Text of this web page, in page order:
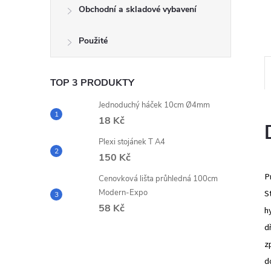
l
Obchodní a skladové vybavení
Použité
TOP 3 PRODUKTY
Jednoduchý háček 10cm Ø4mm
18 Kč
Plexi stojánek T A4
150 Kč
Cenovková lišta průhledná 100cm
Modern-Expo
58 Kč